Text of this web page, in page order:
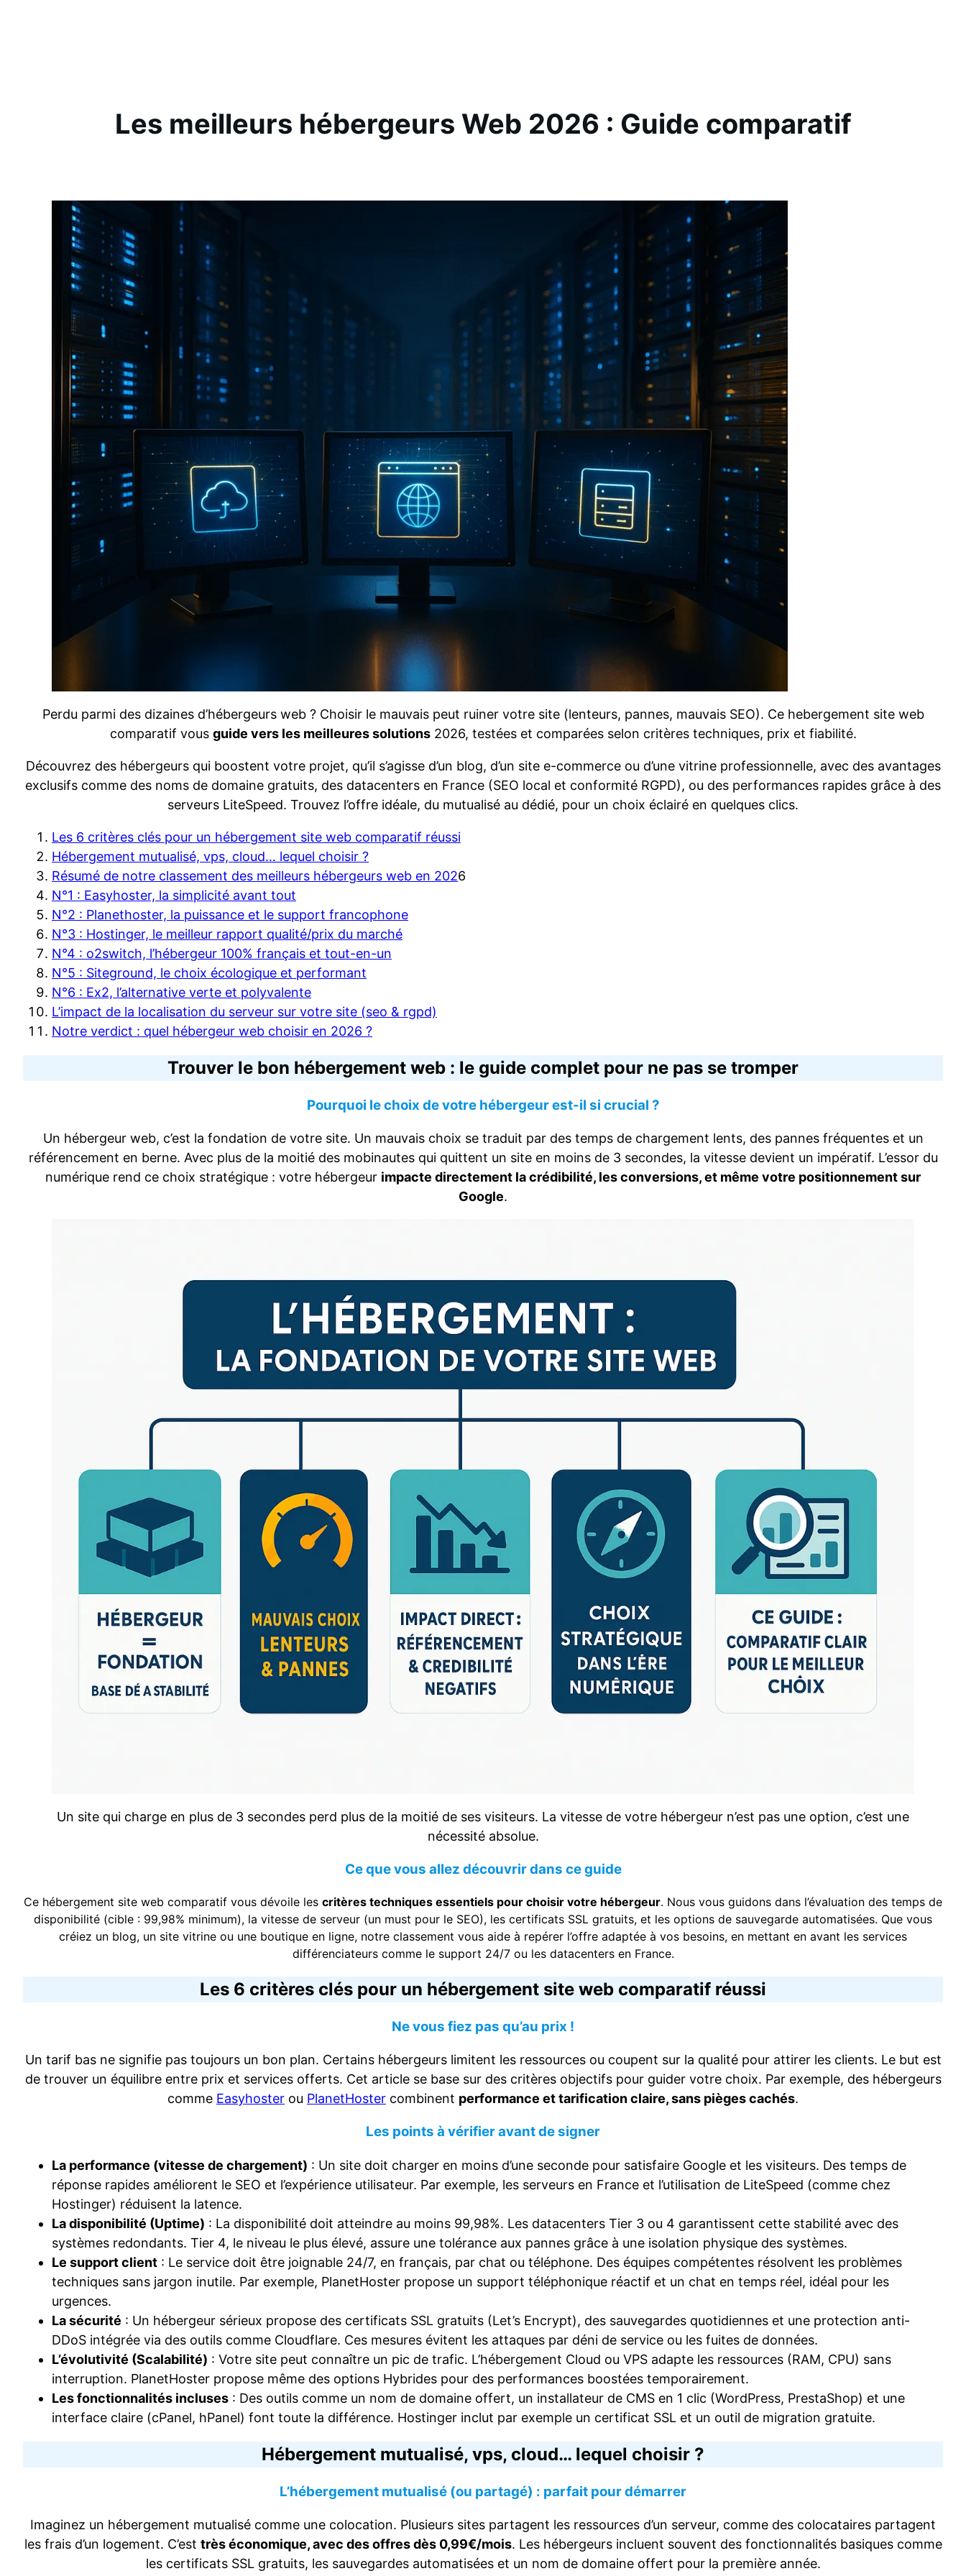
Les meilleurs hébergeurs Web 2026 : Guide comparatif
Perdu parmi des dizaines d’hébergeurs web ? Choisir le mauvais peut ruiner votre site (lenteurs, pannes, mauvais SEO). Ce hebergement site web
comparatif vous guide vers les meilleures solutions2026, testées et comparées selon critères techniques, prix et fiabilité.
Découvrez des hébergeurs qui boostent votre projet, qu’il s’agisse d’un blog, d’un site e-commerce ou d’une vitrine professionnelle, avec des avantages
exclusifs comme des noms de domaine gratuits, des datacenters en France (SEO local et conformité RGPD), ou des performances rapides grâce à des
serveurs LiteSpeed. Trouvez l’offre idéale, du mutualisé au dédié, pour un choix éclairé en quelques clics.
Les 6 critères clés pour un hébergement site web comparatif réussi
Hébergement mutualisé, vps, cloud… lequel choisir ?
Résumé de notre classement des meilleurs hébergeurs web en 2026
N°1 : Easyhoster, la simplicité avant tout
N°2 : Planethoster, la puissance et le support francophone
N°3 : Hostinger, le meilleur rapport qualité/prix du marché
N°4 : o2switch, l’hébergeur 100% français et tout-en-un
N°5 : Siteground, le choix écologique et performant
N°6 : Ex2, l’alternative verte et polyvalente
L’impact de la localisation du serveur sur votre site (seo & rgpd)
Notre verdict : quel hébergeur web choisir en 2026 ?
Trouver le bon hébergement web : le guide complet pour ne pas se tromper
Pourquoi le choix de votre hébergeur est-il si crucial ?
Un hébergeur web, c’est la fondation de votre site. Un mauvais choix se traduit par des temps de chargement lents, des pannes fréquentes et un
référencement en berne. Avec plus de la moitié des mobinautes qui quittent un site en moins de 3 secondes, la vitesse devient un impératif. L’essor du
numérique rend ce choix stratégique : votre hébergeur impacte directement la crédibilité, les conversions, et même votre positionnement sur
Google.
Un site qui charge en plus de 3 secondes perd plus de la moitié de ses visiteurs. La vitesse de votre hébergeur n’est pas une option, c’est une
nécessité absolue.
Ce que vous allez découvrir dans ce guide
Ce hébergement site web comparatif vous dévoile les critères techniques essentiels pour choisir votre hébergeur. Nous vous guidons dans l’évaluation des temps de
disponibilité (cible : 99,98% minimum), la vitesse de serveur (un must pour le SEO), les certificats SSL gratuits, et les options de sauvegarde automatisées. Que vous
créiez un blog, un site vitrine ou une boutique en ligne, notre classement vous aide à repérer l’offre adaptée à vos besoins, en mettant en avant les services
différenciateurs comme le support 24/7 ou les datacenters en France.
Les 6 critères clés pour un hébergement site web comparatif réussi
Ne vous fiez pas qu’au prix !
Un tarif bas ne signifie pas toujours un bon plan. Certains hébergeurs limitent les ressources ou coupent sur la qualité pour attirer les clients. Le but est
de trouver un équilibre entre prix et services offerts. Cet article se base sur des critères objectifs pour guider votre choix. Par exemple, des hébergeurs
comme Easyhoster ou PlanetHoster combinent performance et tarification claire, sans pièges cachés.
Les points à vérifier avant de signer
La performance (vitesse de chargement) : Un site doit charger en moins d’une seconde pour satisfaire Google et les visiteurs. Des temps de
réponse rapides améliorent le SEO et l’expérience utilisateur. Par exemple, les serveurs en France et l’utilisation de LiteSpeed (comme chez
Hostinger) réduisent la latence.
La disponibilité (Uptime) : La disponibilité doit atteindre au moins 99,98%. Les datacenters Tier 3 ou 4 garantissent cette stabilité avec des
systèmes redondants. Tier 4, le niveau le plus élevé, assure une tolérance aux pannes grâce à une isolation physique des systèmes.
Le support client : Le service doit être joignable 24/7, en français, par chat ou téléphone. Des équipes compétentes résolvent les problèmes
techniques sans jargon inutile. Par exemple, PlanetHoster propose un support téléphonique réactif et un chat en temps réel, idéal pour les
urgences.
La sécurité : Un hébergeur sérieux propose des certificats SSL gratuits (Let’s Encrypt), des sauvegardes quotidiennes et une protection anti-
DDoS intégrée via des outils comme Cloudflare. Ces mesures évitent les attaques par déni de service ou les fuites de données.
L’évolutivité (Scalabilité) : Votre site peut connaître un pic de trafic. L’hébergement Cloud ou VPS adapte les ressources (RAM, CPU) sans
interruption. PlanetHoster propose même des options Hybrides pour des performances boostées temporairement.
Les fonctionnalités incluses : Des outils comme un nom de domaine offert, un installateur de CMS en 1 clic (WordPress, PrestaShop) et une
interface claire (cPanel, hPanel) font toute la différence. Hostinger inclut par exemple un certificat SSL et un outil de migration gratuite.
Hébergement mutualisé, vps, cloud… lequel choisir ?
L’hébergement mutualisé (ou partagé) : parfait pour démarrer
Imaginez un hébergement mutualisé comme une colocation. Plusieurs sites partagent les ressources d’un serveur, comme des colocataires partagent
les frais d’un logement. C’est très économique, avec des offres dès 0,99€/mois. Les hébergeurs incluent souvent des fonctionnalités basiques comme
les certificats SSL gratuits, les sauvegardes automatisées et un nom de domaine offert pour la première année.